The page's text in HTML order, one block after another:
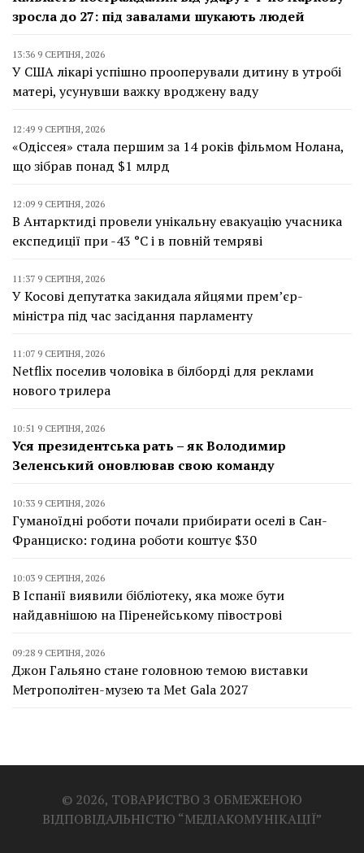
зросла до 27: під завалами шукають людей
13:36 9 СЕРПНЯ, 2026
У США лікарі успішно прооперували дитину в утробі
матері, усунувши важку вроджену ваду
12:49 9 СЕРПНЯ, 2026
«Одіссея» стала першим за 14 років фільмом Нолана,
що зібрав понад $1 млрд
12:09 9 СЕРПНЯ, 2026
В Антарктиді провели унікальну евакуацію учасника
експедиції при -43 °C і в повній темряві
11:37 9 СЕРПНЯ, 2026
У Косові депутатка закидала яйцями прем’єр-
міністра під час засідання парламенту
11:07 9 СЕРПНЯ, 2026
Netflix поселив чоловіка в білборді для реклами
нового трилера
10:51 9 СЕРПНЯ, 2026
Уся президентська рать – як Володимир
Зеленський оновлював свою команду
10:33 9 СЕРПНЯ, 2026
Гуманоїдні роботи почали прибирати оселі в Сан-
Франциско: година роботи коштує $30
10:03 9 СЕРПНЯ, 2026
В Іспанії виявили бібліотеку, яка може бути
найдавнішою на Піренейському півострові
09:28 9 СЕРПНЯ, 2026
Джон Гальяно стане головною темою виставки
Метрополітен-музею та Met Gala 2027
© 2026, ТОВАРИСТВО З ОБМЕЖЕНОЮ
ВІДПОВІДАЛЬНІСТЮ “МЕДІАКОМУНІКАЦІЇ”